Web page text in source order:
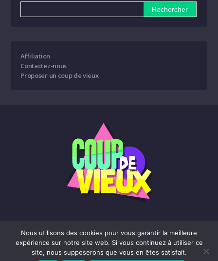
Affiliation
Contactez-nous
Proposer un coup de vieux
Affiliation Contactez-nous
Proposer un coup de vieux
Nous utilisons des cookies pour vous garantir la meilleure
expérience sur notre site web. Si vous continuez à utiliser ce
site, nous supposerons que vous en êtes satisfait.